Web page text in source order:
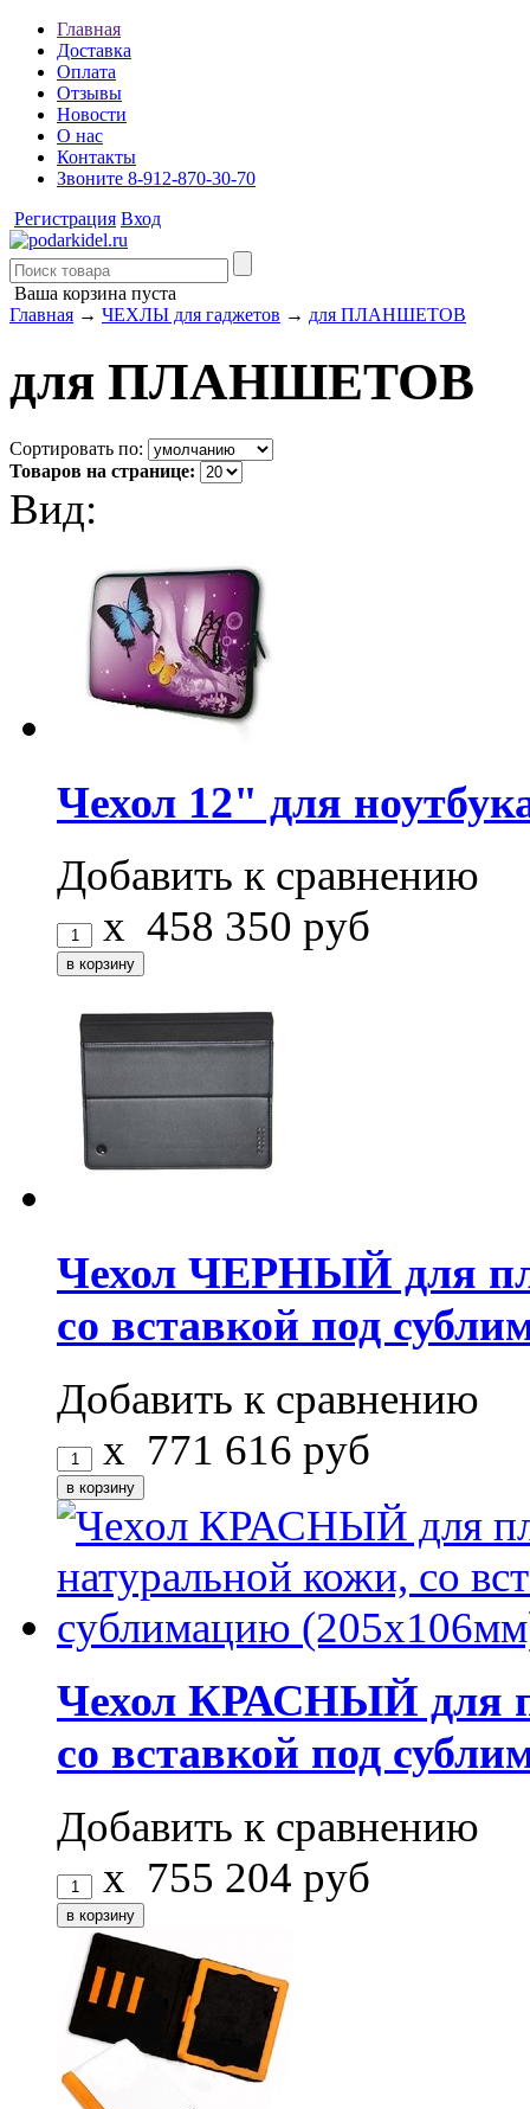
Главная
Доставка
Оплата
Отзывы
Новости
О нас
Контакты
Звоните 8-912-870-30-70
Регистрация Вход
Ваша корзина пуста
Главная → ЧЕХЛЫ для гаджетов → для ПЛАНШЕТОВ
для ПЛАНШЕТОВ
Сортировать по:
Товаров на странице:
Вид:
Чехол 12" для
Добавить к сравнению
x 458 350 руб
Чехол ЧЕРНЫЙ для
со вставкой под
Добавить к сравнению
x 771 616 руб
Чехол КРАСНЫЙ для
со вставкой под
Добавить к сравнению
x 755 204 руб